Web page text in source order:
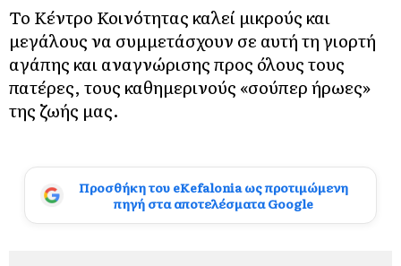
Το Κέντρο Κοινότητας καλεί μικρούς και
μεγάλους να συμμετάσχουν σε αυτή τη γιορτή
αγάπης και αναγνώρισης προς όλους τους
πατέρες, τους καθημερινούς «σούπερ ήρωες»
της ζωής μας.
Προσθήκη του eKefalonia ως προτιμώμενη
πηγή στα αποτελέσματα Google